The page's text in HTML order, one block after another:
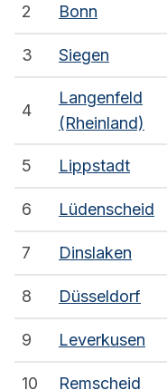
2 Bonn
3 Siegen
4
Langenfeld
(Rheinland)
5 Lippstadt
6 Lüdenscheid
7 Dinslaken
8 Düsseldorf
9 Leverkusen
10 Remscheid